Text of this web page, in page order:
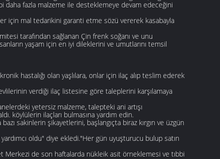
daha fazla malzeme ile desteklemeye devam edeceğini
için mal tedarikini garanti etme sözü vererek kasabayla
tarafından sağlanan Çin frenk soğanı ve unu
yaşam için en iyi dileklerini ve umutlarını temsil
hastalığı olan yaşlılara, onlar için ilaç alıp teslim ederek
verdiği ilaç listesine göre taleplerini karşılamaya
yetersiz malzeme, talepteki ani artışı
köylülerin ilaçları bulmasına yardım edin.
sakinlerin şikayetlerini, başlangıçta biraz kırgın ve üzgün
oldu" diye ekledi."Her gün uyuşturucu bulup satın
Merkezi de son haftalarda nükleik asit örneklemesi ve tıbbi